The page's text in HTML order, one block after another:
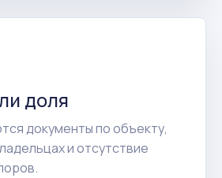
доля
документы по объекту,
и отсутствие